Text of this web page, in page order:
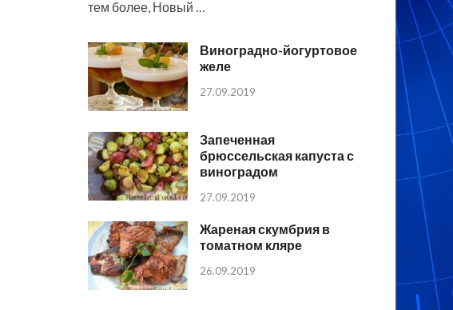
тем более, Новый …
Виноградно-йогуртовое
желе
27.09.2019
Запеченная
брюссельская капуста с
виноградом
27.09.2019
Жареная скумбрия в
томатном кляре
26.09.2019